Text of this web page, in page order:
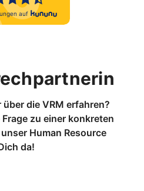
die VRM erfahren?
zu einer konkreten
Human Resource
da!